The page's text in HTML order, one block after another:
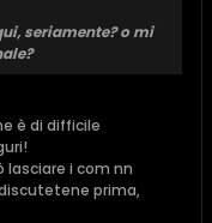
seriamente? o mi
è di difficile
lasciare i com nn
prima,